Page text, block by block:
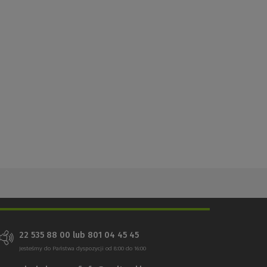
22 535 88 00 lub 801 04 45 45
Jesteśmy do Państwa dyspozycji od 8:00 do 16:00